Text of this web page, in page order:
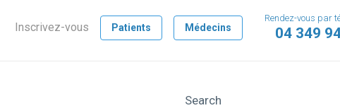
Inscrivez-vous Patients Médecins
Rendez-vous par
04 349
Search